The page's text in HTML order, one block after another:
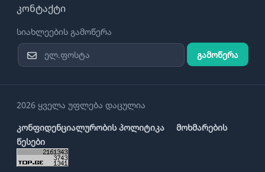
კონტაქტი
სიახლეების გამოწერა
გამოწერა
2026 ყველა უფლება დაცულია
კონფიდენციალურობის პოლიტიკა
მოხმარების
წესები